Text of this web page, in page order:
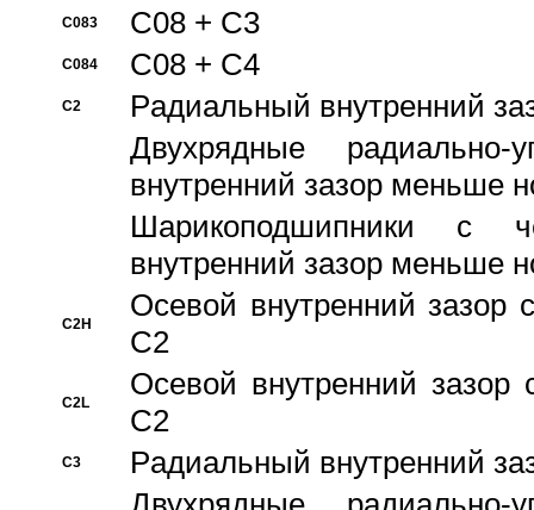
C083 C08 + C3
C084 C08 + C4
C2
Pадиальный внутренний
Двухрядные радиально-
внутренний зазор меньше
Шарикоподшипники с
внутренний зазор меньше
C2H
Осевой внутренний зазор
C2
C2L
Осевой внутренний зазор
C2
C3
Pадиальный внутренний